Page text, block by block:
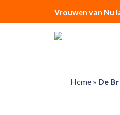
Vrouwen van Nu
Home» De